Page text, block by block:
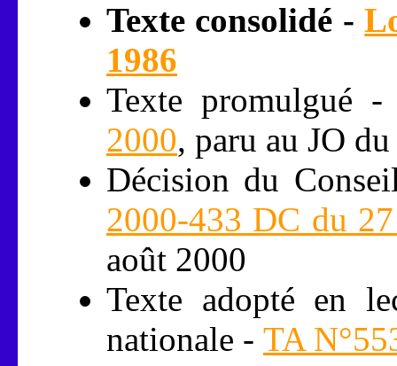
Texte consolidé -
1986
Texte promulgué
2000, paru au JO
Décision du
2000-433 DC du
août 2000
Texte adopté en
nationale - TA